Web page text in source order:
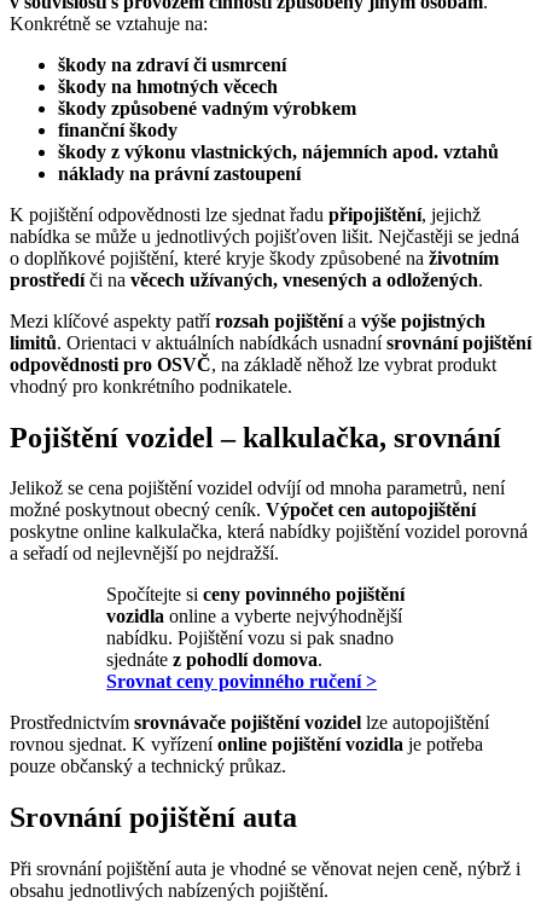
Konkrétně se vztahuje na:
škody na zdraví či usmrcení
škody na hmotných věcech
škody způsobené vadným výrobkem
finanční škody
škody z výkonu vlastnických, nájemních apod. vztahů
náklady na právní zastoupení
K pojištění odpovědnosti lze sjednat řadu připojištění, jejichž
nabídka se může u jednotlivých pojišťoven lišit. Nejčastěji se jedná
o doplňkové pojištění, které kryje škody způsobené na životním
prostředíči na věcech užívaných, vnesených a odložených.
Mezi klíčové aspekty patřírozsah pojištěnía výše pojistných
limitů. Orientaci v aktuálních nabídkách usnadnísrovnání pojištění
odpovědnosti pro OSVČ, na základě něhož lze vybrat produkt
vhodný pro konkrétního podnikatele.
Pojištění vozidel –⁠ kalkulačka, srovnání
Jelikož se cena pojištění vozidel odvíjí od mnoha parametrů, není
možné poskytnout obecný ceník. Výpočet cen autopojištění
poskytne online kalkulačka, která nabídky pojištění vozidel porovná
a seřadí od nejlevnější po nejdražší.
Spočítejte si ceny povinného pojištění
vozidla online a vyberte nejvýhodnější
nabídku. Pojištění vozu si pak snadno
sjednáte z pohodlí domova.
Srovnat ceny povinného ručení >
Prostřednictvím srovnávače pojištění vozidel lze autopojištění
rovnou sjednat. K vyřízeníonline pojištění vozidla je potřeba
pouze občanský a technický průkaz.
Srovnání pojištění auta
Při srovnání pojištění auta je vhodné se věnovat nejen ceně, nýbrž i
obsahu jednotlivých nabízených pojištění.